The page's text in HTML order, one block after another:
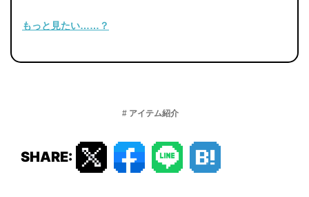
もっと見たい……？
# アイテム紹介
SHARE: